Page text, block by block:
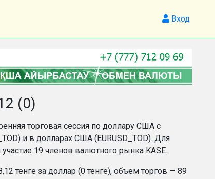
Вход
(0)
торговая сессия по доллару США с
и в долларах США (EURUSD_TOD). Для
19 членов валютного рынка KASE.
тенге за доллар (0 тенге), объем торгов — 89